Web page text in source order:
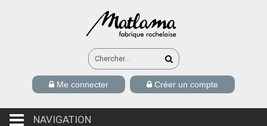
Me connecter Créer un compte
NAVIGATION